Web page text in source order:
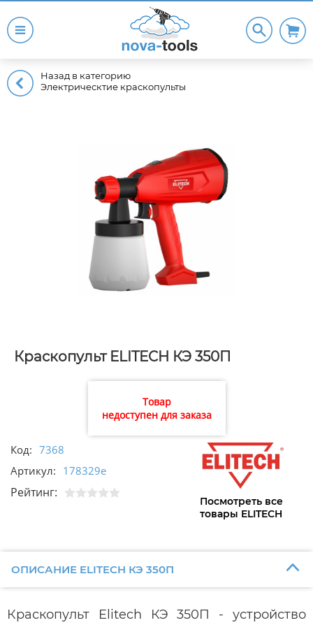
Назад в категорию
Электрическтие краскопульты
Краскопульт ELITECH КЭ 350П
Товар
недоступен для заказа
Код: 7368
Артикул: 178329e
Рейтинг:
Посмотреть все
товары ELITECH
ОПИСАНИЕ ELITECH КЭ 350П
Краскопульт Elitech КЭ 350П - устройство